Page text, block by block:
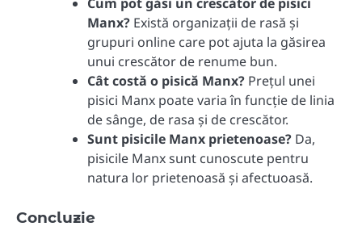
Manx? Există organizații de rasă și
grupuri online care pot ajuta la găsirea
unui crescător de renume bun.
Cât costă o pisică Manx? Prețul unei
pisici Manx poate varia în funcție de linia
de sânge, de rasa și de crescător.
Sunt pisicile Manx prietenoase? Da,
pisicile Manx sunt cunoscute pentru
natura lor prietenoasă și afectuoasă.
Concluzie